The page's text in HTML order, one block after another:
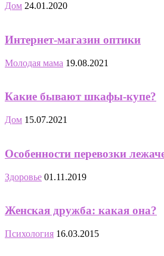
Дом 24.01.2020
Интернет-магазин оптики
Молодая мама 19.08.2021
Какие бывают шкафы-купе?
Дом 15.07.2021
Особенности перевозки
Здоровье 01.11.2019
Женская дружба: какая она?
Психология 16.03.2015